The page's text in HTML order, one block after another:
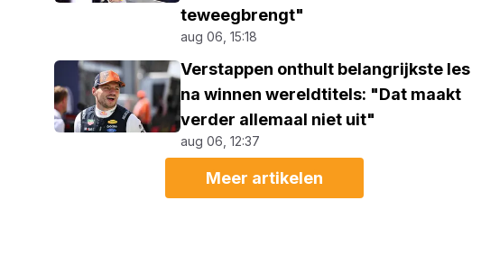
teweegbrengt"
aug 06, 15:18
Verstappen onthult belangrijkste les
na winnen wereldtitels: "Dat maakt
verder allemaal niet uit"
aug 06, 12:37
Meer artikelen